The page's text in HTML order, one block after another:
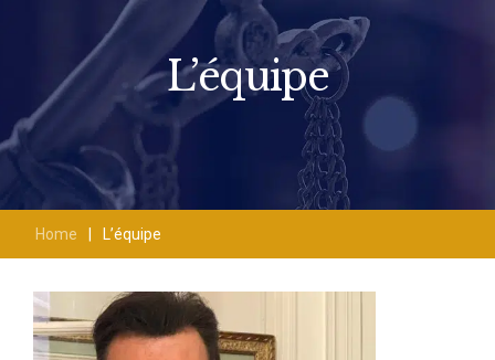
L’équipe
Home L’équipe